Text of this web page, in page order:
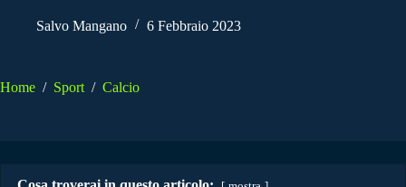
Salvo Mangano 6 Febbraio 2023
Home / Sport / Calcio